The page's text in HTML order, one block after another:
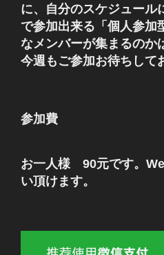
に、自分のスケジュール
で参加出来る「個人参
なメンバーが集まるのか
今週もご参加お待ちして
参加費
お一人様 90元です。
い頂けます。